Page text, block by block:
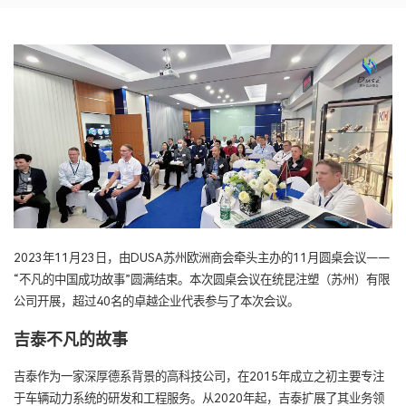
2023年11月23日，由DUSA苏州欧洲商会牵头主办的11月圆桌会议——
“不凡的中国成功故事”圆满结束。本次圆桌会议在统昆注塑（苏州）有限
公司开展，超过40名的卓越企业代表参与了本次会议。
吉泰不凡的故事
吉泰作为一家深厚德系背景的高科技公司，在2015年成立之初主要专注
于车辆动力系统的研发和工程服务。从2020年起，吉泰扩展了其业务领